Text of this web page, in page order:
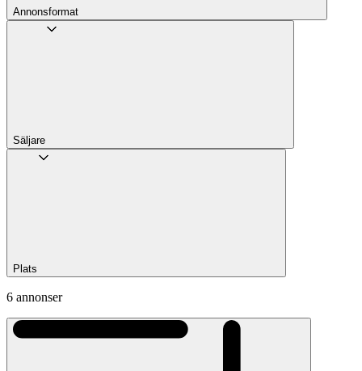
Annons­format
Säljare
Plats
6 annonser